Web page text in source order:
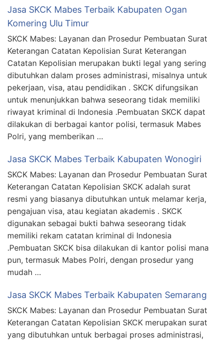
Jasa SKCK Mabes Terbaik Kabupaten Ogan
Komering Ulu Timur
SKCK Mabes: Layanan dan Prosedur Pembuatan Surat
Keterangan Catatan Kepolisian Surat Keterangan
Catatan Kepolisian merupakan bukti legal yang sering
dibutuhkan dalam proses administrasi, misalnya untuk
pekerjaan, visa, atau pendidikan . SKCK difungsikan
untuk menunjukkan bahwa seseorang tidak memiliki
riwayat kriminal di Indonesia .Pembuatan SKCK dapat
dilakukan di berbagai kantor polisi, termasuk Mabes
Polri, yang memberikan …
Jasa SKCK Mabes Terbaik Kabupaten Wonogiri
SKCK Mabes: Layanan dan Prosedur Pembuatan Surat
Keterangan Catatan Kepolisian SKCK adalah surat
resmi yang biasanya dibutuhkan untuk melamar kerja,
pengajuan visa, atau kegiatan akademis . SKCK
digunakan sebagai bukti bahwa seseorang tidak
memiliki rekam catatan kriminal di Indonesia
.Pembuatan SKCK bisa dilakukan di kantor polisi mana
pun, termasuk Mabes Polri, dengan prosedur yang
mudah …
Jasa SKCK Mabes Terbaik Kabupaten Semarang
SKCK Mabes: Layanan dan Prosedur Pembuatan Surat
Keterangan Catatan Kepolisian SKCK merupakan surat
yang dibutuhkan untuk berbagai proses administrasi,